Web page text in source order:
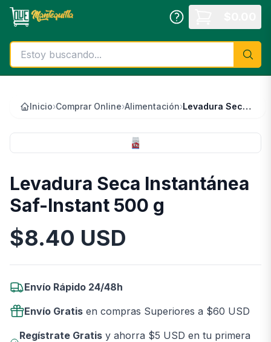
Saltar al contenido principal
Inicio›Comprar Online›Alimentación› Levadura Seca Instantánea Saf-Instant 500 g
Levadura Seca Instantánea
Saf-Instant 500 g
Información del Producto
$8.40 USD
Envío Rápido 24/48h
Envío Gratis en compras Superiores a $60 USD
Regístrate Gratisy ahorra $5 USD en tu primera